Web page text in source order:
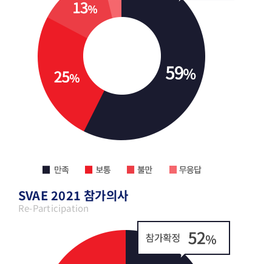
SVAE 2021 참가의사
Re-Participation